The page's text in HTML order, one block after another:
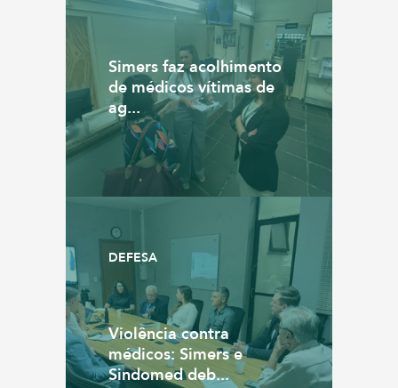
Simers faz acolhimento
de médicos vítimas de
ag...
DEFESA
Violência contra
médicos: Simers e
Sindomed deb...